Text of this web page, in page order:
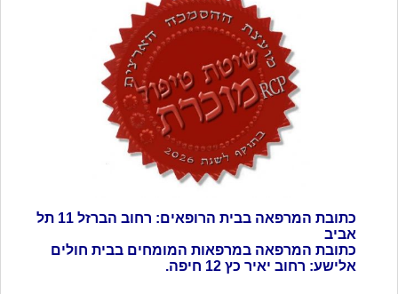
כתובת המרפאה בבית הרופאים: רחוב הברזל 11 תל
אביב
כתובת המרפאה במרפאות המומחים בבית חולים
אלישע: רחוב יאיר כץ 12 חיפה.